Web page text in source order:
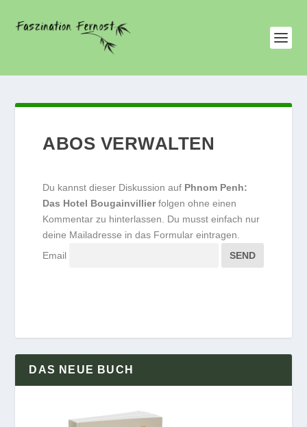
ABOS VERWALTEN
Du kannst dieser Diskussion auf Phnom Penh:
Das Hotel Bougainvillierfolgen ohne einen
Kommentar zu hinterlassen. Du musst einfach nur
deine Mailadresse in das Formular eintragen.
Email
DAS NEUE BUCH